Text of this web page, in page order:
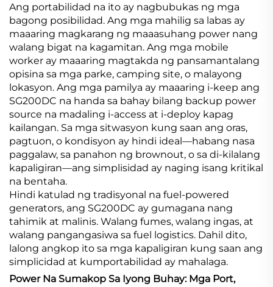
Ang portabilidad na ito ay nagbubukas ng mga
bagong posibilidad. Ang mga mahilig sa labas ay
maaaring magkarang ng maaasuhang power nang
walang bigat na kagamitan. Ang mga mobile
worker ay maaaring magtakda ng pansamantalang
opisina sa mga parke, camping site, o malayong
lokasyon. Ang mga pamilya ay maaaring i-keep ang
SG200DC na handa sa bahay bilang backup power
source na madaling i-access at i-deploy kapag
kailangan. Sa mga sitwasyon kung saan ang oras,
pagtuon, o kondisyon ay hindi ideal—habang nasa
paggalaw, sa panahon ng brownout, o sa di-kilalang
kapaligiran—ang simplisidad ay naging isang kritikal
na bentaha.
Hindi katulad ng tradisyonal na fuel-powered
generators, ang SG200DC ay gumagana nang
tahimik at malinis. Walang fumes, walang ingas, at
walang pangangasiwa sa fuel logistics. Dahil dito,
lalong angkop ito sa mga kapaligiran kung saan ang
simplicidad at kumportabilidad ay mahalaga.
Power Na Sumakop Sa Iyong Buhay: Mga Port,